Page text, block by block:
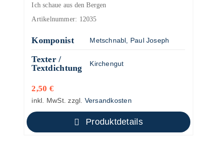
Ich schaue aus den Bergen
Artikelnummer: 12035
Komponist Metschnabl, Paul Joseph
Texter /
Textdichtung
Kirchengut
2,50 €
inkl. MwSt. zzgl. Versandkosten
Produktdetails